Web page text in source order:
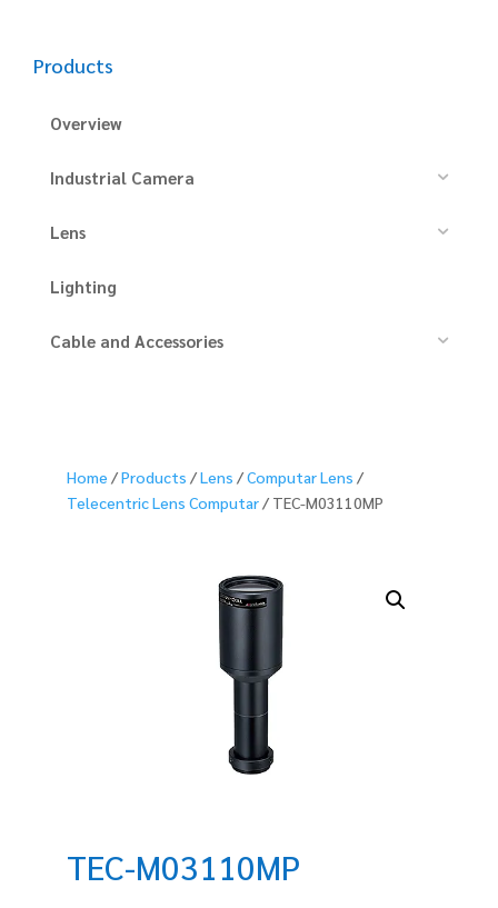
Products
Overview
Industrial Camera
Lens
Lighting
Cable and Accessories
Home /Products /Lens /Computar Lens /
Telecentric Lens Computar/ TEC-M03110MP
TEC-M03110MP